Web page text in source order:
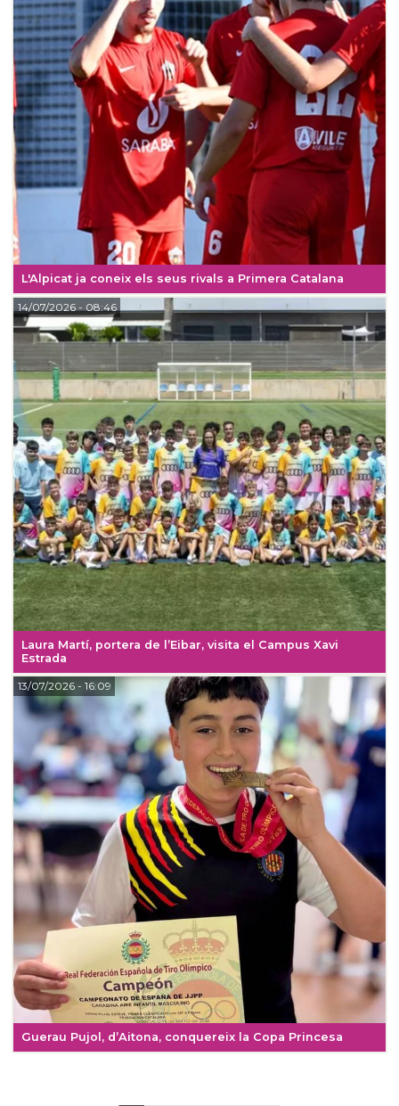
L'Alpicat ja coneix els seus rivals a Primera Catalana
Laura Martí, portera de l’Eibar, visita el Campus Xavi
Estrada
14/07/2026- 08:46
Guerau Pujol, d’Aitona, conquereix la Copa Princesa
13/07/2026- 16:09